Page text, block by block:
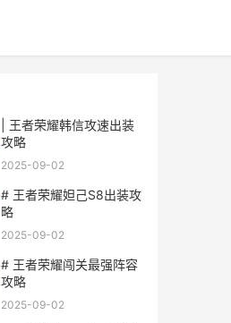
| 王者荣耀韩信攻速出装
攻略
2025-09-02
# 王者荣耀妲己S8出装攻
略
2025-09-02
# 王者荣耀闯关最强阵容
攻略
2025-09-02